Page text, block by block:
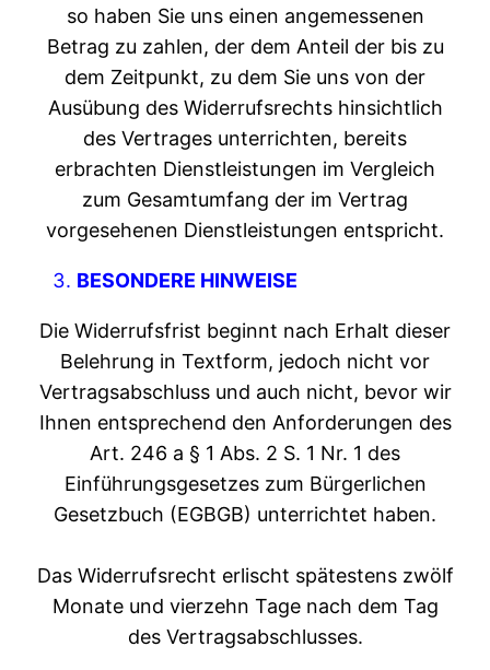
so haben Sie uns einen angemessenen
Betrag zu zahlen, der dem Anteil der bis zu
dem Zeitpunkt, zu dem Sie uns von der
Ausübung des Widerrufsrechts hinsichtlich
des Vertrages unterrichten, bereits
erbrachten Dienstleistungen im Vergleich
zum Gesamtumfang der im Vertrag
vorgesehenen Dienstleistungen entspricht.
BESONDERE HINWEISE
Die Widerrufsfrist beginnt nach Erhalt dieser
Belehrung in Textform, jedoch nicht vor
Vertragsabschluss und auch nicht, bevor wir
Ihnen entsprechend den Anforderungen des
Art. 246 a § 1 Abs. 2 S. 1 Nr. 1 des
Einführungsgesetzes zum Bürgerlichen
Gesetzbuch (EGBGB) unterrichtet haben.
Das Widerrufsrecht erlischt spätestens zwölf
Monate und vierzehn Tage nach dem Tag
des Vertragsabschlusses.